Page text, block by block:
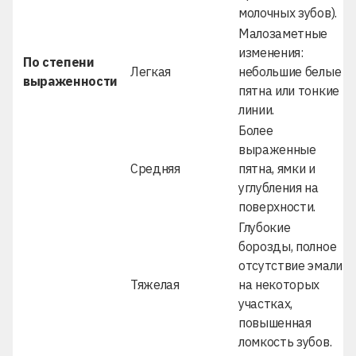
молочных зубов).
По степени
выраженности
Легкая
Малозаметные
изменения:
небольшие белые
пятна или тонкие
линии.
Средняя
Более
выраженные
пятна, ямки и
углубления на
поверхности.
Тяжелая
Глубокие
борозды, полное
отсутствие эмали
на некоторых
участках,
повышенная
ломкость зубов.